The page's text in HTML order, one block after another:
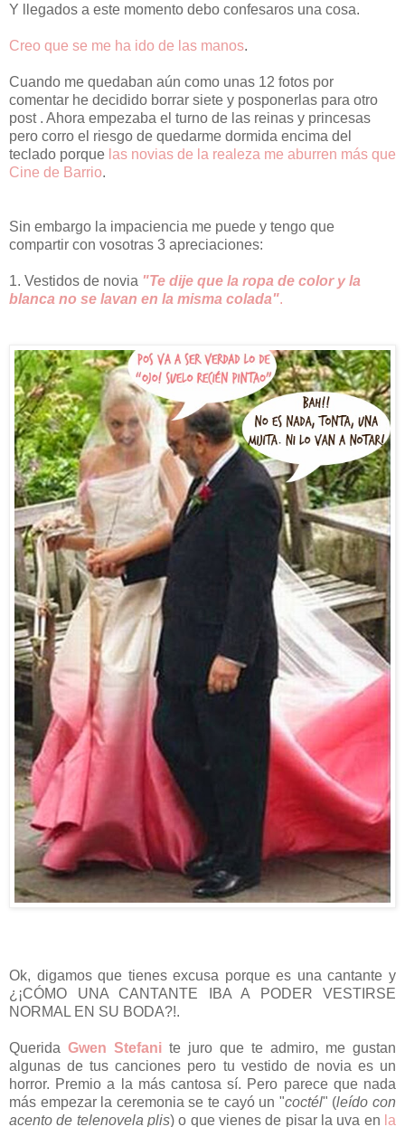
Y llegados a este momento debo confesaros una cosa.
Creo que se me ha ido de las manos.
Cuando me quedaban aún como unas 12 fotos por
comentar he decidido borrar siete y posponerlas para otro
post . Ahora empezaba el turno de las reinas y princesas
pero corro el riesgo de quedarme dormida encima del
teclado porque las novias de la realeza me aburren más que
Cine de Barrio.
Sin embargo la impaciencia me puede y tengo que
compartir con vosotras 3 apreciaciones:
1. Vestidos de novia "Te dije que la ropa de color y la
blanca no se lavan en la misma colada".
Ok, digamos que tienes excusa porque es una cantante y
¿¡CÓMO UNA CANTANTE IBA A PODER VESTIRSE
NORMAL EN SU BODA?!.
Querida Gwen Stefani te juro que te admiro, me gustan
algunas de tus canciones pero tu vestido de novia es un
horror. Premio a la más cantosa sí. Pero parece que nada
más empezar la ceremonia se te cayó un "coctél" (leído con
acento de telenovela plis) o que vienes de pisar la uva en la